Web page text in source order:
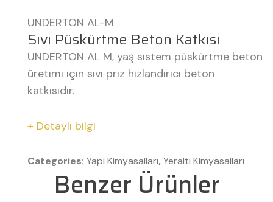
UNDERTON AL-M
Sıvı Püskürtme Beton Katkısı
UNDERTON AL M, yaş sistem püskürtme beton
üretimi için sıvı priz hızlandırıcı beton
katkısıdır.
+ Detaylı bilgi
Categories: Yapı Kimyasalları, Yeraltı Kimyasalları
Benzer Ürünler